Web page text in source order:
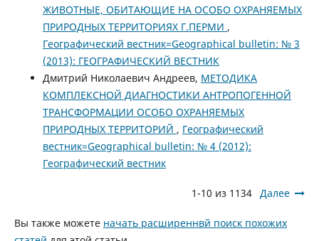
ЖИВОТНЫЕ, ОБИТАЮЩИЕ НА ОСОБО ОХРАНЯЕМЫХ
ПРИРОДНЫХ ТЕРРИТОРИЯХ Г.ПЕРМИ ,
Географический вестник=Geographical bulletin: № 3
(2013): ГЕОГРАФИЧЕСКИЙ ВЕСТНИК
Дмитрий Николаевич Андреев, МЕТОДИКА
КОМПЛЕКСНОЙ ДИАГНОСТИКИ АНТРОПОГЕННОЙ
ТРАНСФОРМАЦИИ ОСОБО ОХРАНЯЕМЫХ
ПРИРОДНЫХ ТЕРРИТОРИЙ , Географический
вестник=Geographical bulletin: № 4 (2012):
Географический вестник
1-10 из 1134 Далее
Вы также можете начать расширеннвй поиск похожих